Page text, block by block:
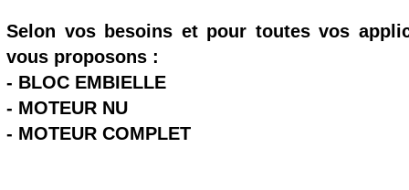
Selon vos besoins et pour toutes vos
vous proposons :
- BLOC EMBIELLE
- MOTEUR NU
- MOTEUR COMPLET